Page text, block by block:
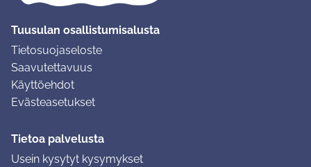
Tuusulan osallistumisalusta
Tietosuojaseloste
Saavutettavuus
Käyttöehdot
Evästeasetukset
Tietoa palvelusta
Usein kysytyt kysymykset